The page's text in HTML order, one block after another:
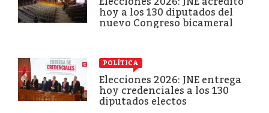
hoy a los 130 diputados del
nuevo Congreso bicameral
POLÍTICA
Elecciones 2026: JNE entrega
hoy credenciales a los 130
diputados electos